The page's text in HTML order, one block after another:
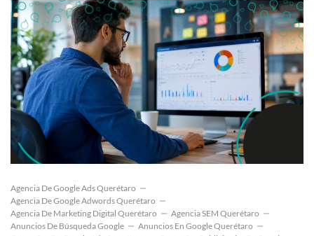
Agencia De Google Ads Querétaro
Agencia De Google Adwords Querétaro
Agencia De Marketing Digital Querétaro
Agencia SEM Querétaro
Anuncios De Búsqueda Google
Anuncios En Google Querétaro